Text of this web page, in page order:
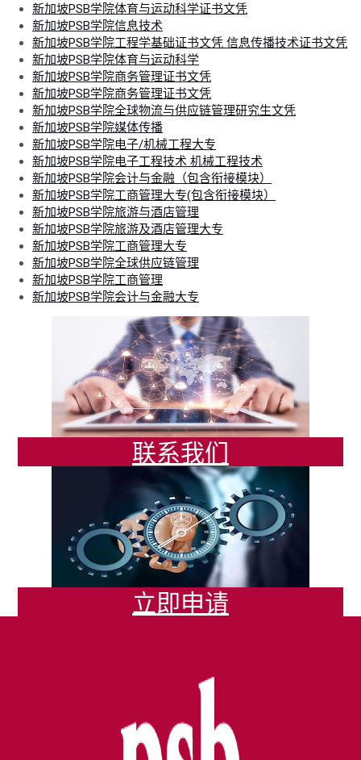
新加坡PSB学院体育与运动科学证书文凭
新加坡PSB学院信息技术
新加坡PSB学院工程学基础证书文凭 信息传播技术证书文凭
新加坡PSB学院体育与运动科学
新加坡PSB学院商务管理证书文凭
新加坡PSB学院商务管理证书文凭
新加坡PSB学院全球物流与供应链管理研究生文凭
新加坡PSB学院媒体传播
新加坡PSB学院电子/机械工程大专
新加坡PSB学院电子工程技术 机械工程技术
新加坡PSB学院会计与金融（包含衔接模块）
新加坡PSB学院工商管理大专(包含衔接模块）
新加坡PSB学院旅游与酒店管理
新加坡PSB学院旅游及酒店管理大专
新加坡PSB学院工商管理大专
新加坡PSB学院全球供应链管理
新加坡PSB学院工商管理
新加坡PSB学院会计与金融大专
联系我们
立即申请